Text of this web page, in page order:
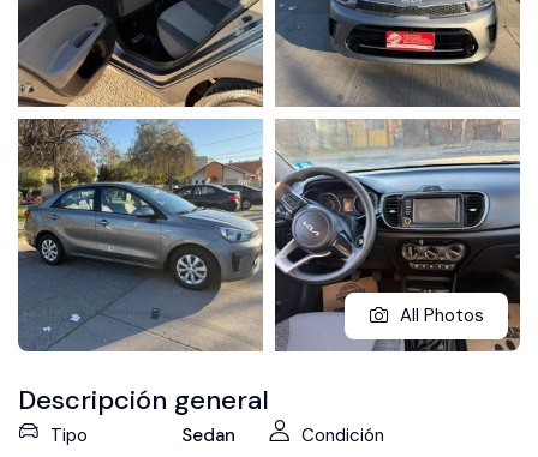
All Photos
Descripción general
Tipo
Sedan
Condición